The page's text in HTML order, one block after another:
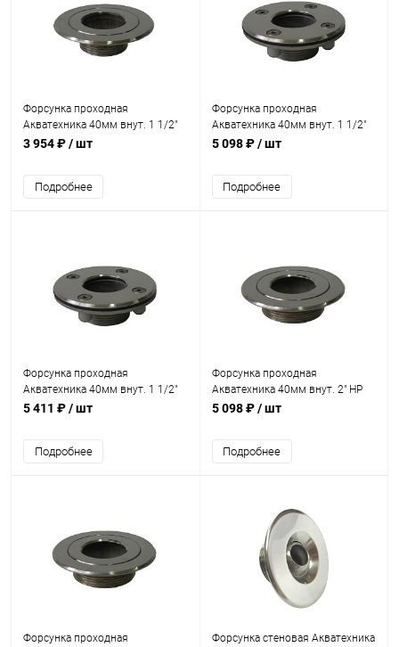
Форсунка проходная
Акватехника 40мм внут. 1 1/2"
НР (плитка) (AT03.21)
3 954 ₽/ шт
Подробнее
Форсунка проходная
Акватехника 40мм внут. 1 1/2"
НР (универсал) (AT03.20)
5 098 ₽/ шт
Подробнее
Форсунка проходная
Акватехника 40мм внут. 1 1/2"
НР AISI 316 (универсал)
5 411 ₽/ шт
Подробнее
Форсунка проходная
Акватехника 40мм внут. 2" НР
(плитка) (AT03.22)
5 098 ₽/ шт
Подробнее
Форсунка проходная
Форсунка стеновая Акватехника